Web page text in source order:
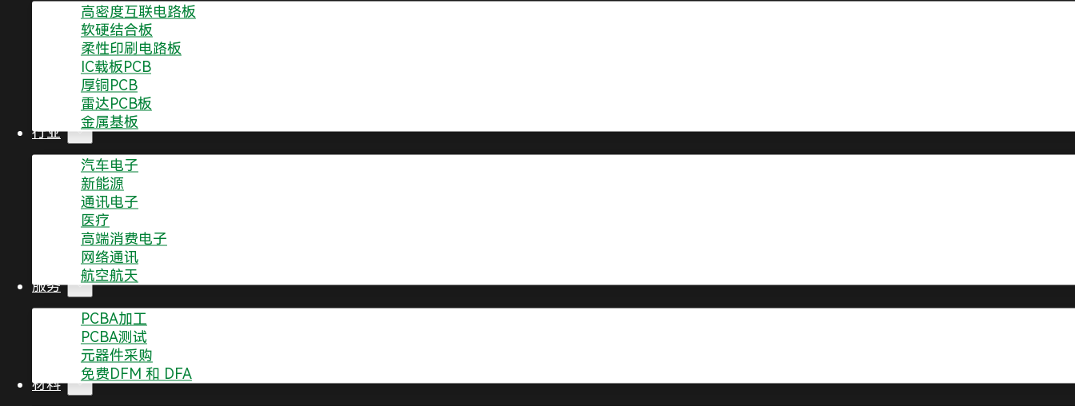
高密度互联电路板
软硬结合板
柔性印刷电路板
IC载板PCB
厚铜PCB
雷达PCB板
金属基板
行业
汽车电子
新能源
通讯电子
医疗
高端消费电子
网络通讯
航空航天
服务
PCBA加工
PCBA测试
元器件采购
免费DFM 和 DFA
材料
热滞后在电路中的表现
在电子产品中，热滞后通常被用来描述参考电压的变化情况。一些需要稳定参考电压的电路和元器件包括模数转换器
（ADC）、数模转换器（DAC）和低压差稳压器（LDO）。这些电路在量化和测量过程中需要稳定的参考电压。
PCB 设计中的热滞后问题
在 PCB 设计中，放置参考电压源时需要考虑热滞后现象。半导体元件的平面结构使得热滞后无法完全避免，因此在电路布局阶
段就需要采取措施来抑制热滞后对参考电压的影响。
热滞后的原因
热滞后现象是由于半导体管芯上积累的机械应力引起的。这种应力分布与管芯之前的温度以及器件中的应力历史有关。由于温度